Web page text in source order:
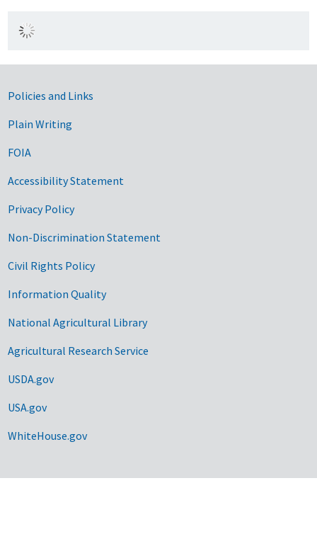
Government Links
Policies and Links
Plain Writing
FOIA
Accessibility Statement
Privacy Policy
Non-Discrimination Statement
Civil Rights Policy
Information Quality
National Agricultural Library
Agricultural Research Service
USDA.gov
USA.gov
WhiteHouse.gov